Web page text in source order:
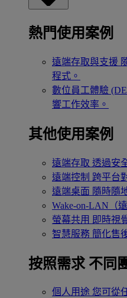
熱門使用案例
遠端存取與支援
程式。
數位員工體驗
響工作效率。
其他使用案例
遠端存取 透過安
遠端控制 跨平台
遠端桌面 隨時隨
Wake-on-LAN（
螢幕共用 即時視
智慧服務 簡化售
按照需求 不同
個人用途 您可從